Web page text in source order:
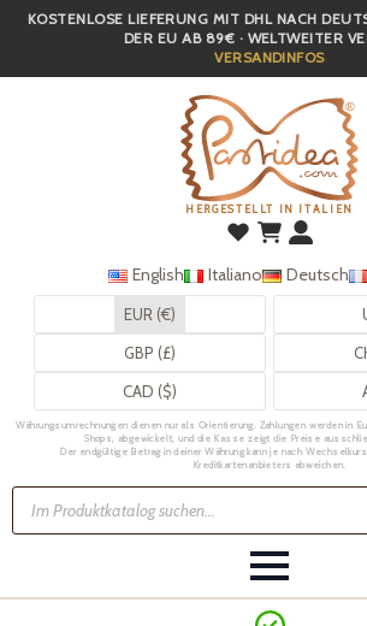
Skip
KOSTENLOSE LIEFERUNG MIT DHL NACH
DER EU AB 89€ · WELTWEITER
VERSANDINFOS
HERGESTELLT IN ITALIEN
English Italiano Deutsch
EUR (€)
GBP (£)
CAD ($)
Währungsumrechnungen dienen nur als Orientierung. Zahlungen werden in
Shops, abgewickelt, und die Kasse zeigt die Preise
Der endgültige Betrag in deiner Währung kann je nach
Kreditkartenanbieters abweichen.
Products
search